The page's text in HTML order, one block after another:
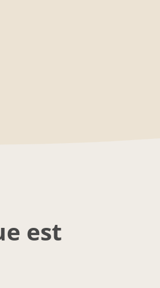
est